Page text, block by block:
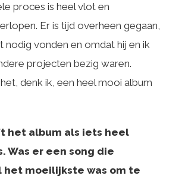
proces is heel vlot en
Er is tijd overheen gegaan,
nodig vonden en omdat hij en ik
projecten bezig waren.
denk ik, een heel mooi album
het album als iets heel
Was er een song die
moeilijkste was om te